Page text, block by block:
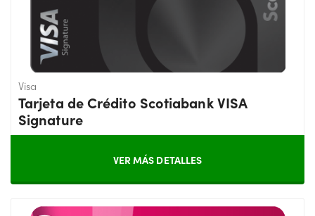
Visa
Tarjeta de Crédito Scotiabank VISA
Signature
VER MÁS DETALLES